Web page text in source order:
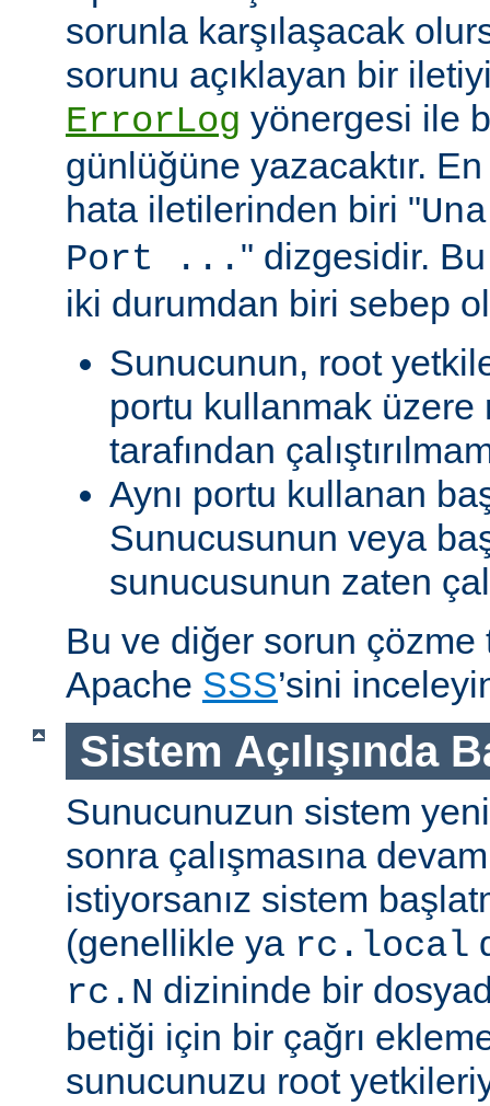
sorunla karşılaşacak
sorunu açıklayan bir
ErrorLog yönergesi ile
günlüğüne yazacaktır. En
hata iletilerinden biri "
Port ... " dizgesidir.
iki durumdan biri sebep
Sunucunun, root
portu kullanmak üzere
tarafından
Aynı portu kullanan
Sunucusunun veya
sunucusunun zaten
Bu ve diğer sorun çözme
Apache SSS’sini
Sistem Açılışında
Sunucunuzun sistem
sonra çalışmasına
istiyorsanız sistem
(genellikle ya rc.local
rc.N dizininde bir
betiği için bir çağrı
sunucunuzu root